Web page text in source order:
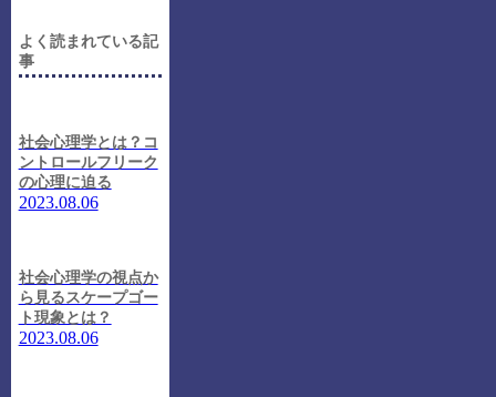
よく読まれている記
事
社会心理学とは？コ
ントロールフリーク
の心理に迫る
2023.08.06
社会心理学の視点か
ら見るスケープゴー
ト現象とは？
2023.08.06